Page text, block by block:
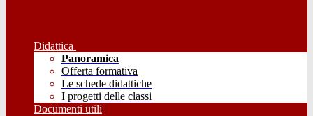
Didattica
Panoramica
Offerta formativa
Le schede didattiche
I progetti delle classi
Documenti utili